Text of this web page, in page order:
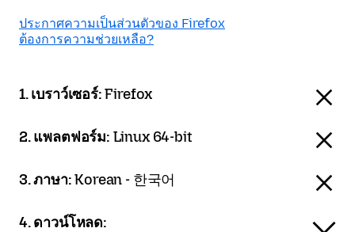
ประกาศความเป็นส่วนตัวของ Firefox
ต้องการความช่วยเหลือ?
1. เบราว์เซอร์:Firefox
2. แพลตฟอร์ม: Linux 64-bit
3. ภาษา:Korean - 한국어
4. ดาวน์โหลด: